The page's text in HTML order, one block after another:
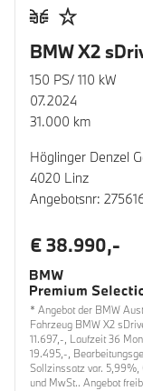
BMW X2
150 PS/ 110 kW
07.2024
31.000 km
Höglinger Denzel
4020 Linz
Angebotsnr:
€ 38.990,-
* Angebot der BMW
Fahrzeug BMW X2
11.697,-, Laufzeit 36
19.495,-,
Sollzinssatz var. 5,99%,
und MwSt.. Angebot